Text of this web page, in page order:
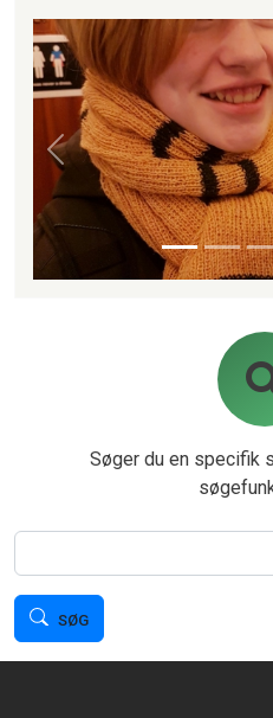
Forrige
Søger du en specifik
Søg
SØG